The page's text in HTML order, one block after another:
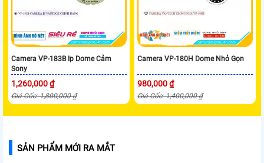
Camera VP-183B Ip Dome Cảm
Sony
1,260,000 ₫
Giá Gốc: 1,800,000 ₫
Camera VP-180H Dome Nhỏ Gọn
980,000 ₫
Giá Gốc: 1,400,000 ₫
SẢN PHẨM MỚI RA MẮT